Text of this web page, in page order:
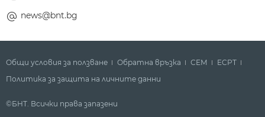
news@bnt.bg
Общи условия за ползване Обратна връзка СЕМ
ECPT
Политика за защита на личните данни
©БНТ. Всички права запазени